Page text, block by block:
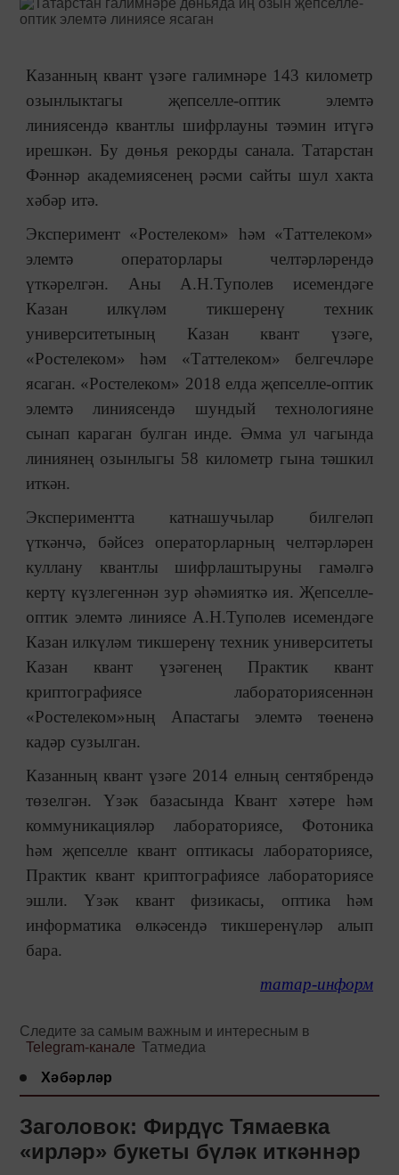
Казанның квант үзәге галимнәре 143 километр
озынлыктагы җепселле-оптик элемтә
линиясендә квантлы шифрлауны тәэмин итүгә
ирешкән. Бу дөнья рекорды санала. Татарстан
Фәннәр академиясенең рәсми сайты шул хакта
хәбәр итә.
Эксперимент «Ростелеком» һәм «Таттелеком»
элемтә операторлары челтәрләрендә
үткәрелгән. Аны А.Н.Туполев исемендәге
Казан илкүләм тикшеренү техник
университетының Казан квант үзәге,
«Ростелеком» һәм «Таттелеком» белгечләре
ясаган. «Ростелеком» 2018 елда җепселле-оптик
элемтә линиясендә шундый технологияне
сынап караган булган инде. Әмма ул чагында
линиянең озынлыгы 58 километр гына тәшкил
иткән.
Экспериментта катнашучылар билгеләп
үткәнчә, бәйсез операторларның челтәрләрен
куллану квантлы шифрлаштыруны гамәлгә
кертү күзлегеннән зур әһәмияткә ия. Җепселле-
оптик элемтә линиясе А.Н.Туполев исемендәге
Казан илкүләм тикшеренү техник университеты
Казан квант үзәгенең Практик квант
криптографиясе лабораториясеннән
«Ростелеком»ның Апастагы элемтә төененә
кадәр сузылган.
Казанның квант үзәге 2014 елның сентябрендә
төзелгән. Үзәк базасында Квант хәтере һәм
коммуникацияләр лабораториясе, Фотоника
һәм җепселле квант оптикасы лабораториясе,
Практик квант криптографиясе лабораториясе
эшли. Үзәк квант физикасы, оптика һәм
информатика өлкәсендә тикшеренүләр алып
бара.
татар-информ
Следите за самым важным и интересным в
Telegram-канале Татмедиа
Хәбәрләр
Заголовок: Фирдүс Тямаевка
«ирләр» букеты бүләк иткәннәр